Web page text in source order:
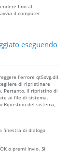
fino al
il computer
eseguendo
l'errore qt5svg.dll.
di ripristinare
Pertanto, il ripristino di
ai file di sistema.
Ripristino del sistema,
finestra di dialogo
o premi Invio. Si